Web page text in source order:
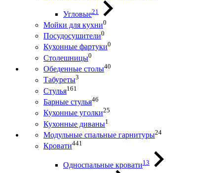
Угловые21
Мойки для кухни0
Посудосушители0
Кухонные фартуки0
Столешницы0
Обеденные столы40
Табуреты3
Стулья161
Барные стулья46
Кухонные уголки25
Кухонные диваны1
Модульные спальные гарнитуры24
Кровати441
Односпальные кровати13